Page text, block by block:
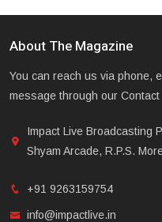
About The Magazine
You can reach us via phone,
message through our Contact
Impact Live Broadcasting
Shyam Arcade, R.P.S.
+91 9263159754
info@impactlive.in